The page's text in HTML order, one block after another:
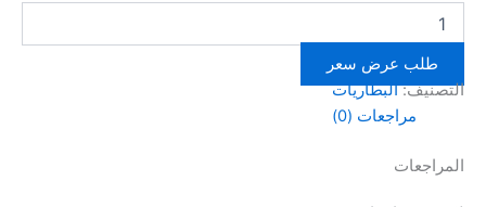
طلب عرض سعر
التصنيف:البطاريات
مراجعات (0)
المراجعات